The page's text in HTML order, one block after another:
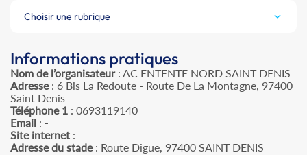
Choisir une rubrique
Informations pratiques
Nom de l’organisateur: AC ENTENTE NORD SAINT DENIS
Adresse: 6 Bis La Redoute - Route De La Montagne, 97400
Saint Denis
Téléphone 1 : 0693119140
Email : -
Site internet : -
Adresse du stade: Route Digue, 97400 SAINT DENIS